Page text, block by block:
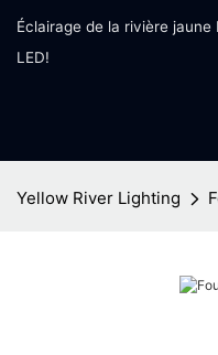
Éclairage de la rivière
LED!
Yellow River Lighting